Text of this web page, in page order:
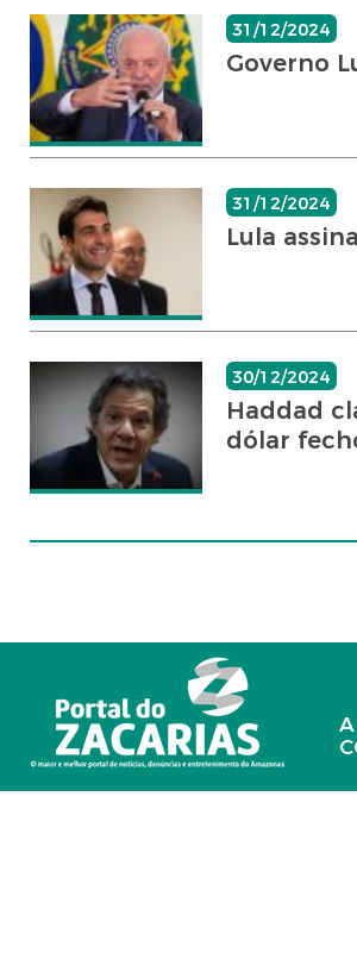
31/12/2024
Governo
31/12/2024
Lula
30/12/2024
Haddad
dólar